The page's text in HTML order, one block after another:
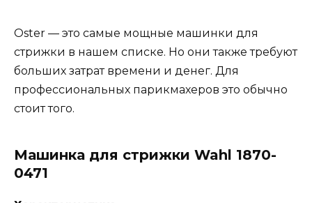
Oster — это самые мощные машинки для
стрижки в нашем списке. Но они также требуют
больших затрат времени и денег. Для
профессиональных парикмахеров это обычно
стоит того.
Машинка для стрижки Wahl 1870-
0471